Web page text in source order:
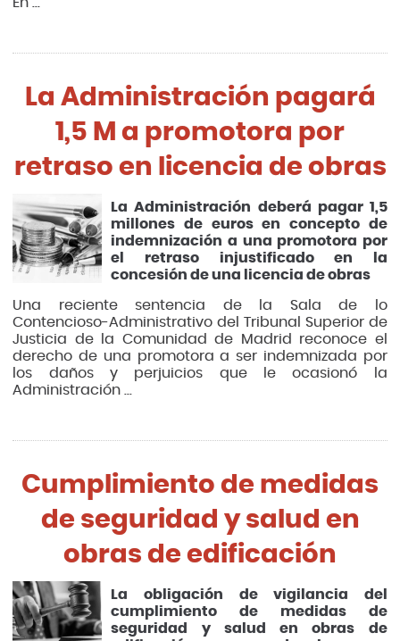
La Administración pagará
1,5 M a promotora por
retraso en licencia de obras
La Administración deberá pagar 1,5
millones de euros en concepto de
indemnización a una promotora por
el retraso injustificado en la
concesión de una licencia de obras
Una reciente sentencia de la Sala de lo
Contencioso-Administrativo del Tribunal Superior de
Justicia de la Comunidad de Madrid reconoce el
derecho de una promotora a ser indemnizada por
los daños y perjuicios que le ocasionó la
Administración ...
Cumplimiento de medidas
de seguridad y salud en
obras de edificación
La obligación de vigilancia del
cumplimiento de medidas de
seguridad y salud en obras de